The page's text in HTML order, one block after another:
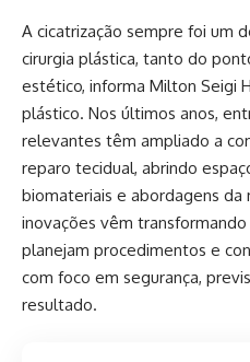
A cicatrização sempre foi um
cirurgia plástica, tanto do
estético, informa Milton Seigi
plástico. Nos últimos anos,
relevantes têm ampliado a
reparo tecidual, abrindo
biomateriais e abordagens da
inovações vêm
planejam procedimentos e
com foco em segurança,
resultado.